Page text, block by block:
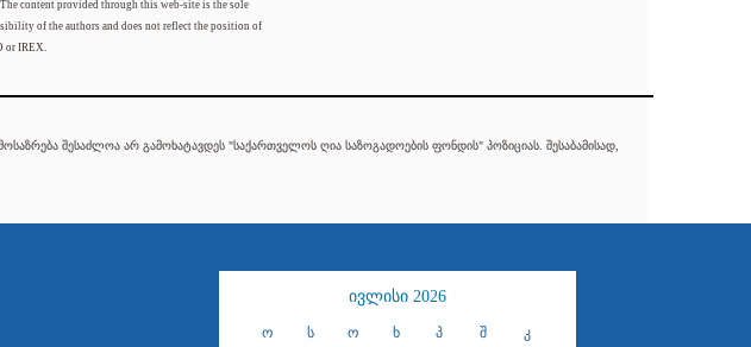
content provided through this web-site is the sole
of the authors and does not reflect the position of
or IREX.
შესაძლოა არ გამოხატავდეს "საქართველოს ღია საზოგადოების ფონდის" პოზიციას. შესაბამისად,
ივლისი 2026
ო ს ო ხ პ შ კ